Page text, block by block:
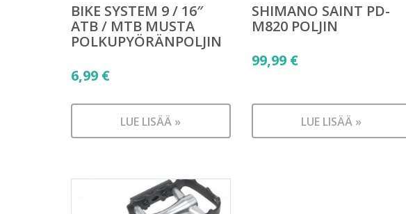
BIKE SYSTEM 9 / 16″
ATB / MTB MUSTA
POLKUPYÖRÄNPOLJIN
6,99 €
LUE LISÄÄ »
SHIMANO SAINT PD-
M820 POLJIN
99,99 €
LUE LISÄÄ »